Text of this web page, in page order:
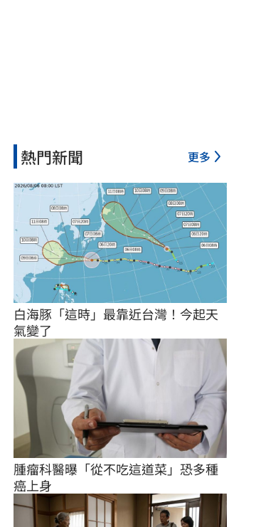
熱門新聞 更多
白海豚「這時」最靠近台灣！今起天
氣變了
腫瘤科醫曝「從不吃這道菜」恐多種
癌上身